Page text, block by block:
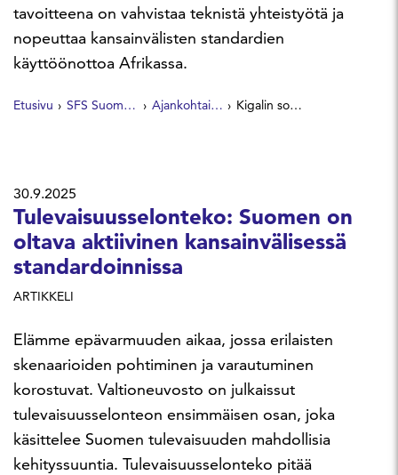
tavoitteena on vahvistaa teknistä yhteistyötä ja
nopeuttaa kansainvälisten standardien
käyttöönottoa Afrikassa.
Etusivu SFS Suomen Standardit Ajankohtaista Kigalin sopimus vauhdittaa Afrikan kauppaa ja teollisuuden kehitystä
30.9.2025
Tulevaisuusselonteko: Suomen on
oltava aktiivinen kansainvälisessä
standardoinnissa
ARTIKKELI
Elämme epävarmuuden aikaa, jossa erilaisten
skenaarioiden pohtiminen ja varautuminen
korostuvat. Valtioneuvosto on julkaissut
tulevaisuusselonteon ensimmäisen osan, joka
käsittelee Suomen tulevaisuuden mahdollisia
kehityssuuntia. Tulevaisuusselonteko pitää